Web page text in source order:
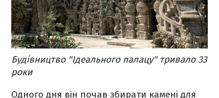
Будівництво "Ідеального палацу" тривало 33
роки
Одного дня він почав збирати камені для